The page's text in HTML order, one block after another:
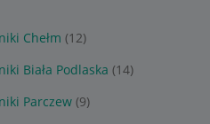
Chełm (12)
Biała Podlaska (14)
Parczew (9)